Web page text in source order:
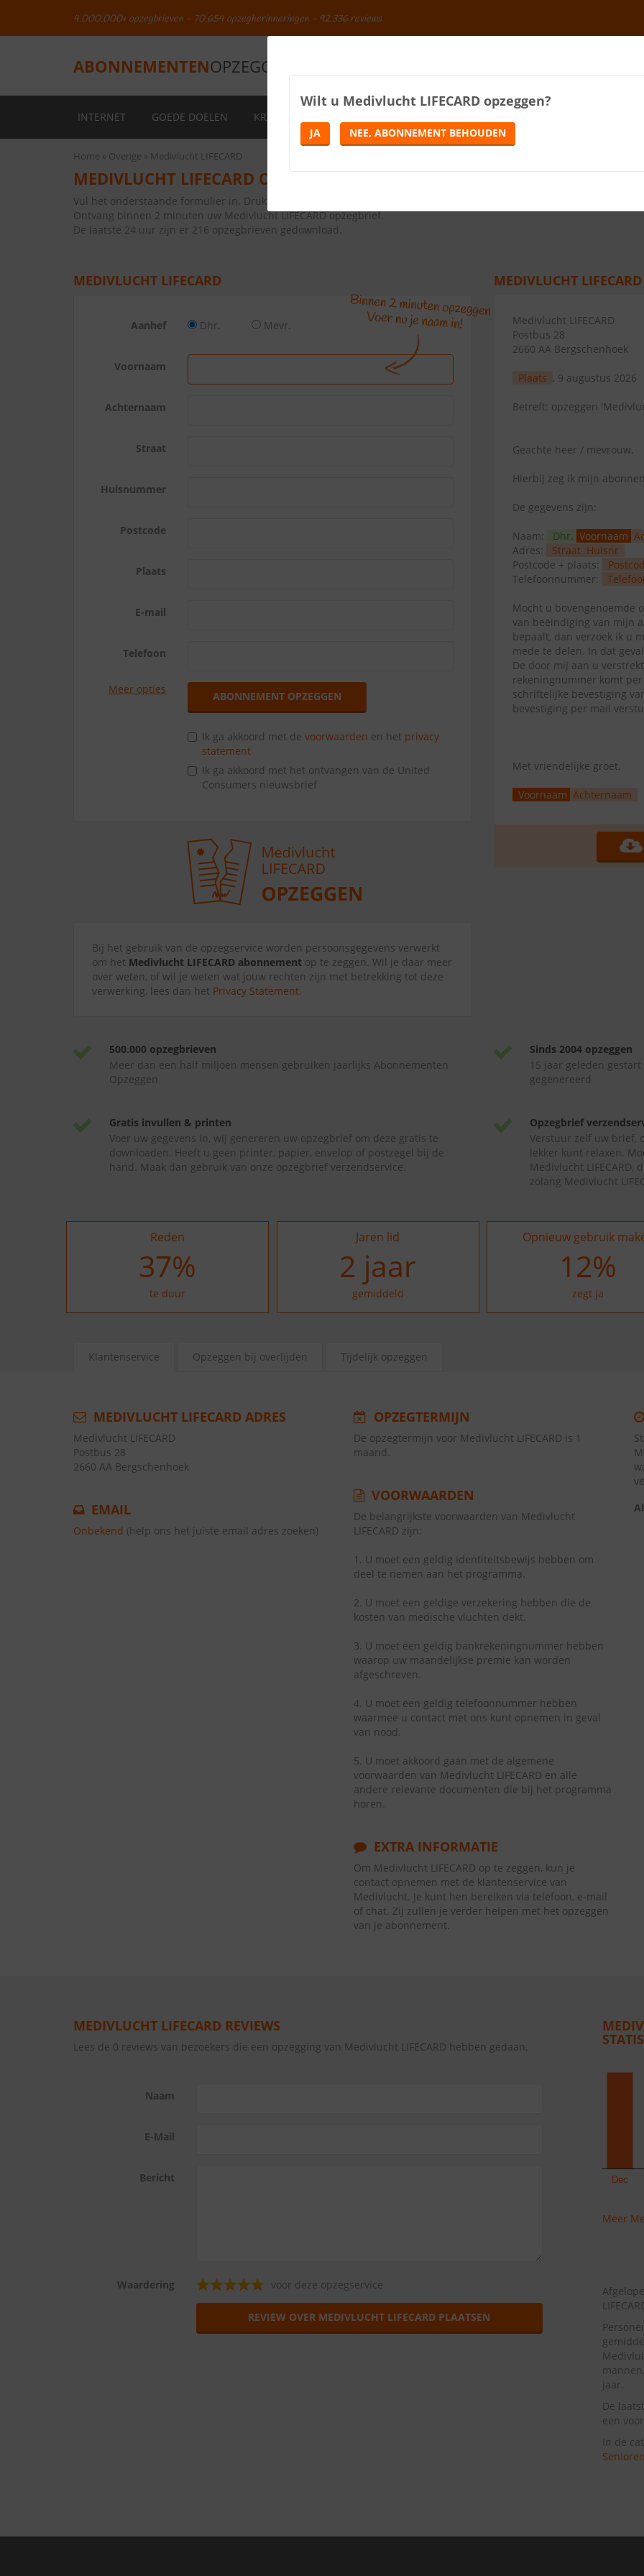
4.000.000+ opzegbrieven - 70.654 opzegherinneringen - 92.336 reviews
ABONNEMENTENOPZEGGEN.NL
INTERNET GOEDE DOELEN KRANTEN
Home Overige Medivlucht LIFECARD
MEDIVLUCHT LIFECARD OPZEGGEN
Vul het onderstaande formulier in. Druk vervolgens op de knop Abonnement opzeggen.
Ontvang binnen 2 minuten uw Medivlucht LIFECARD opzegbrief.
De laatste 24 uur zijn er 216 opzegbrieven gedownload.
MEDIVLUCHT LIFECARD
Aanhef Dhr. Mevr.
Voornaam
Achternaam
Straat
Huisnummer
Postcode
Plaats
E-mail
Telefoon
Meer opties
ABONNEMENT OPZEGGEN
Ik ga akkoord met devoorwaarden en het privacy
statement
Ik ga akkoord met het ontvangen van de United
Consumers nieuwsbrief
Bij het gebruik van de opzegservice worden persoonsgegevens verwerkt
om het Medivlucht LIFECARD abonnement op te zeggen. Wil je daar meer
over weten, of wil je weten wat jouw rechten zijn met betrekking tot deze
verwerking, lees dan het Privacy Statement.
MEDIVLUCHT
Medivlucht LIFECARD
Postbus 28
2660 AA Bergschenhoek
Plaats , 9 augustus 2026
Betreft: opzeggen
Geachte heer / mevrouw,
Hierbij zeg ik mijn
De gegevens zijn:
Naam: Dhr. Voornaam
Adres:
Straat Huisnr
Postcode + plaats:
Telefoonnummer:
Mocht u bovengenoemde
van beëindiging van mijn
bepaalt, dan verzoek ik u
mede te delen. In dat
De door mij aan u
rekeningnummer komt
schriftelijke bevestiging
bevestiging per mail
Met vriendelijke groet,
Voornaam Achternaam
500.000 opzegbrieven
Meer dan een half miljoen mensen gebruiken jaarlijks Abonnementen
Opzeggen
Sinds 2004 opzeggen
15 jaar geleden
gegenereerd
Gratis invullen & printen
Voer uw gegevens in, wij genereren uw opzegbrief om deze gratis te
downloaden. Heeft u geen printer, papier, envelop of postzegel bij de
hand. Maak dan gebruik van onze opzegbrief verzendservice.
Opzegbrief
Verstuur zelf uw brief,
lekker kunt relaxen.
Medivlucht
zolang Medivlucht
Reden
37%
te duur
Jaren lid
2 jaar
gemiddeld
Opnieuw gebruik
13%
zegt ja
Klantenservice Opzeggen bij overlijden Tijdelijk opzeggen
MEDIVLUCHT LIFECARD ADRES
Medivlucht LIFECARD
Postbus 28
2660 AA Bergschenhoek
EMAIL
Onbekend (help ons het juiste email adres zoeken)
OPZEGTERMIJN
De opzegtermijn voor Medivlucht LIFECARD is 1
maand.
VOORWAARDEN
De belangrijkste voorwaarden van Medivlucht
LIFECARD zijn:
1. U moet een geldig identiteitsbewijs hebben om
deel te nemen aan het programma.
2. U moet een geldige verzekering hebben die de
kosten van medische vluchten dekt.
3. U moet een geldig bankrekeningnummer hebben
waarop uw maandelijkse premie kan worden
afgeschreven.
4. U moet een geldig telefoonnummer hebben
waarmee u contact met ons kunt opnemen in geval
van nood.
5. U moet akkoord gaan met de algemene
voorwaarden van Medivlucht LIFECARD en alle
andere relevante documenten die bij het programma
horen.
EXTRA INFORMATIE
Om Medivlucht LIFECARD op te zeggen, kun je
contact opnemen met de klantenservice van
Medivlucht. Je kunt hen bereiken via telefoon, e-mail
of chat. Zij zullen je verder helpen met het opzeggen
van je abonnement.
MEDIVLUCHT LIFECARD REVIEWS
Lees de 0 reviews van bezoekers die een opzegging van Medivlucht LIFECARD hebben gedaan.
Naam
E-Mail
Bericht
Waardering voor deze opzegservice
REVIEW OVER MEDIVLUCHT LIFECARD PLAATSEN
Meer
jaar.
De
een
In de
Wilt u Medivlucht LIFECARD opzeggen?
JA NEE, ABONNEMENT BEHOUDEN